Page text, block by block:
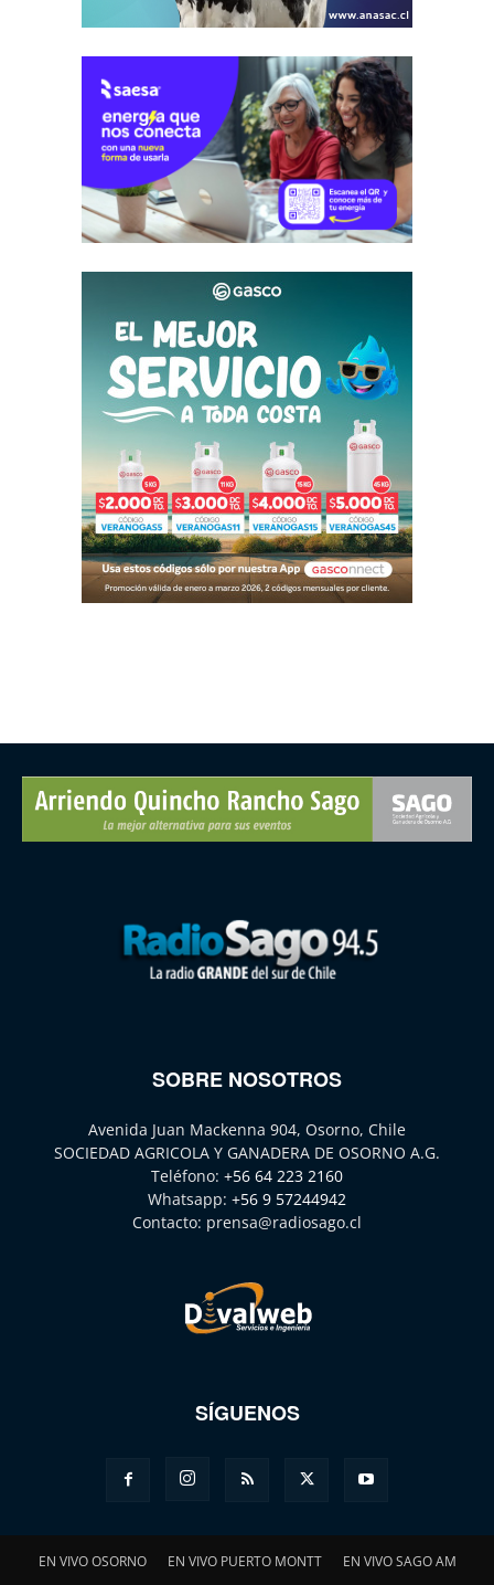
SOBRE NOSOTROS
Avenida Juan Mackenna 904, Osorno, Chile
SOCIEDAD AGRICOLA Y GANADERA DE OSORNO A.G.
Teléfono: +56 64 223 2160
Whatsapp: +56 9 57244942
Contacto: prensa@radiosago.cl
SÍGUENOS
EN VIVO OSORNO EN VIVO PUERTO MONTT EN VIVO SAGO AM